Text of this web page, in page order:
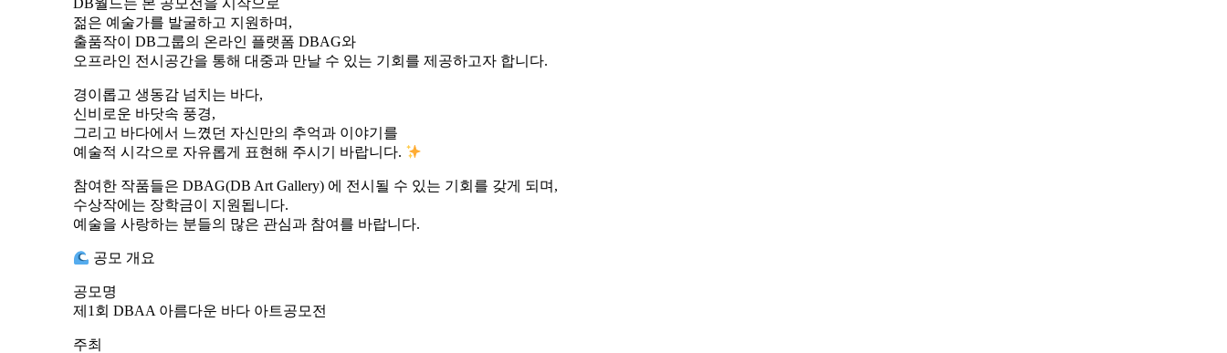
DB월드는 본 공모전을 시작으로
젊은 예술가를 발굴하고 지원하며,
출품작이 DB그룹의 온라인 플랫폼 DBAG와
오프라인 전시공간을 통해 대중과 만날 수 있는 기회를 제공하고자 합니다.
경이롭고 생동감 넘치는 바다,
신비로운 바닷속 풍경,
그리고 바다에서 느꼈던 자신만의 추억과 이야기를
예술적 시각으로 자유롭게 표현해 주시기 바랍니다.
참여한 작품들은 DBAG(DB Art Gallery) 에 전시될 수 있는 기회를 갖게 되며,
수상작에는 장학금이 지원됩니다.
예술을 사랑하는 분들의 많은 관심과 참여를 바랍니다.
공모 개요
공모명
제1회 DBAA 아름다운 바다 아트공모전
주최